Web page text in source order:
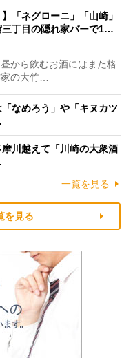
「ネグローニ」「山崎」
三丁目の隠れ家バーで1…
から飲むお酒にはまた格
の大竹…
なめろう」や「キヌカツ
摩川越えて「川崎の大衆酒
一覧を見る
を見る